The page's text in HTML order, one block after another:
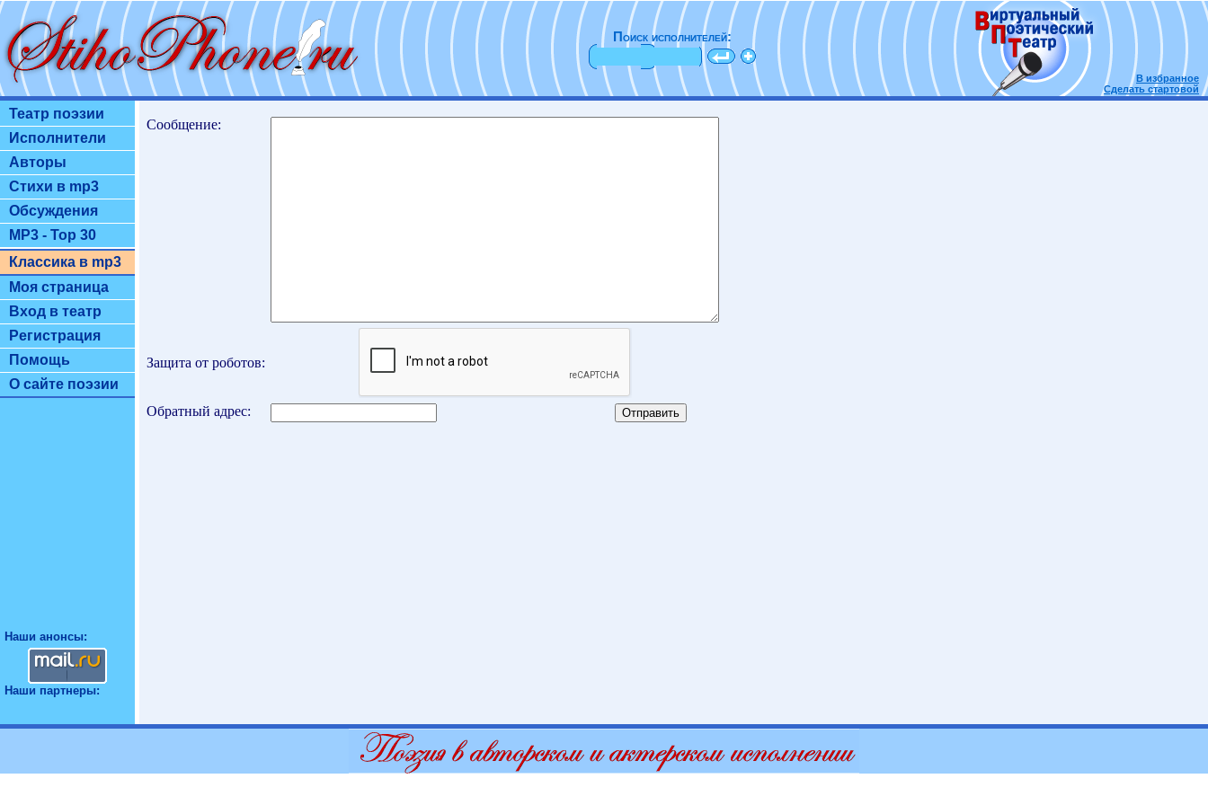
Поиск исполнителей:
В избранное
Сделать стартовой
Театр поэзии
Исполнители
Авторы
Стихи в mp3
Обсуждения
MP3 - Top 30
Классика в mp3
Моя страница
Вход в театр
Регистрация
Помощь
О сайте поэзии
Наши анонсы:
Наши партнеры:
Сообщение:
Защита от роботов:
Обратный адрес: